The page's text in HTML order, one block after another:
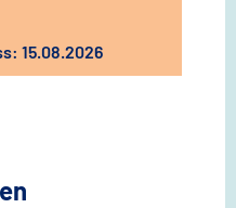
15.08.2026